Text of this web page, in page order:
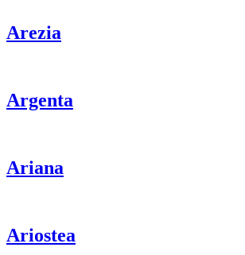
Arezia
Argenta
Ariana
Ariostea